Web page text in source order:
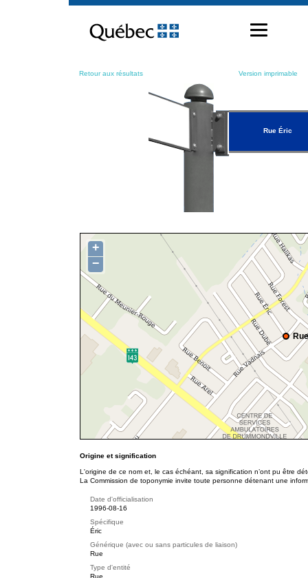
contenu
Retour aux résultats Version imprimable
Rue Éric
+
−
Origine et signification
L'origine de ce nom et, le cas échéant, sa signification n’ont pu être
La Commission de toponymie invite toute personne détenant une
Date d'officialisation
1996-08-16
Spécifique
Éric
Générique (avec ou sans particules de liaison)
Rue
Type d'entité
Rue